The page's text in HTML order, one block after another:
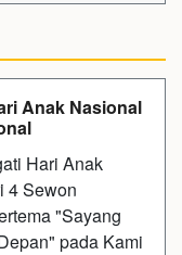
Anak Nasional
Hari Anak
4 Sewon
"Sayang
pada Kami